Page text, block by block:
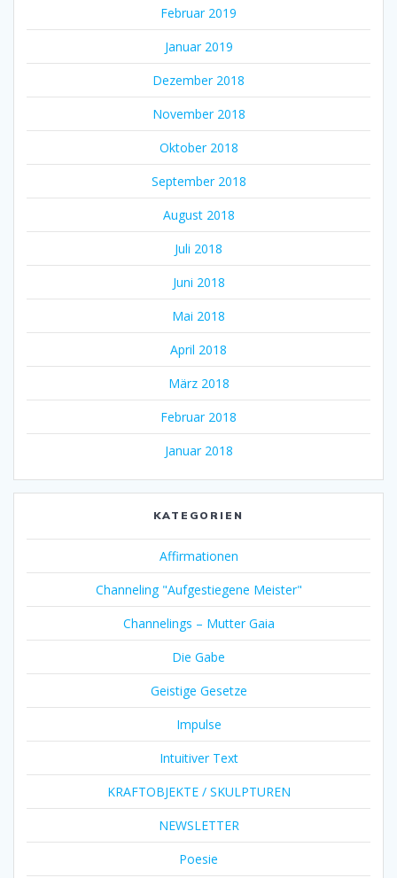
Februar 2019
Januar 2019
Dezember 2018
November 2018
Oktober 2018
September 2018
August 2018
Juli 2018
Juni 2018
Mai 2018
April 2018
März 2018
Februar 2018
Januar 2018
KATEGORIEN
Affirmationen
Channeling "Aufgestiegene Meister"
Channelings – Mutter Gaia
Die Gabe
Geistige Gesetze
Impulse
Intuitiver Text
KRAFTOBJEKTE / SKULPTUREN
NEWSLETTER
Poesie